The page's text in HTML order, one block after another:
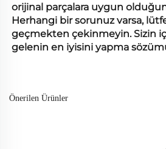
orijinal parçalara uygun
Herhangi bir sorunuz varsa,
geçmekten çekinmeyin. Sizin
gelenin en iyisini yapma
Önerilen Ürünler